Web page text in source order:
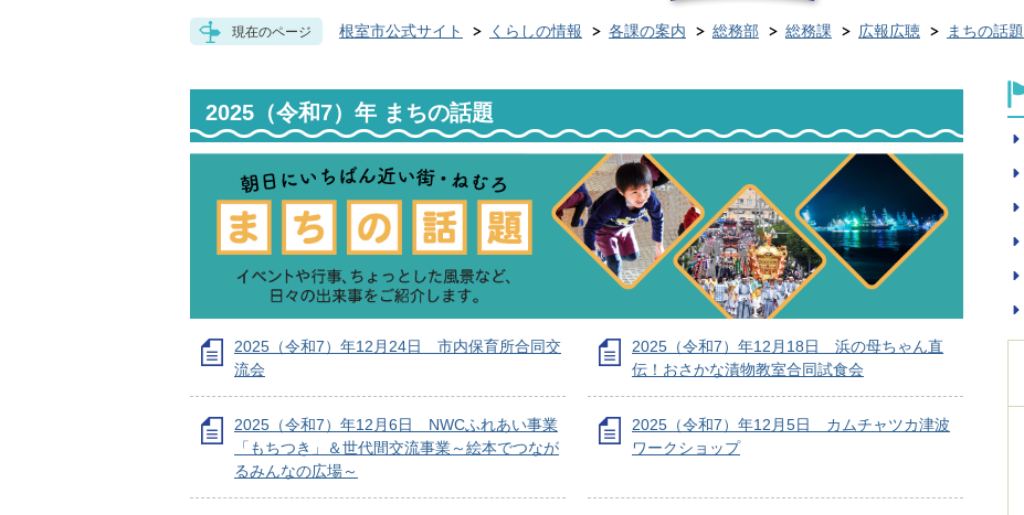
現在のページ 根室市公式サイト くらしの情報 各課の案内 総務部 総務課 広報広聴 まちの話題
2025（令和7）年 まちの話題
2025（令和7）年12月24日 市内保育所合同交
流会
2025（令和7）年12月18日 浜の母ちゃん直
伝！おさかな漬物教室合同試食会
2025（令和7）年12月6日 NWCふれあい事業
「もちつき」＆世代間交流事業～絵本でつなが
るみんなの広場～
2025（令和7）年12月5日 カムチャツカ津波
ワークショップ